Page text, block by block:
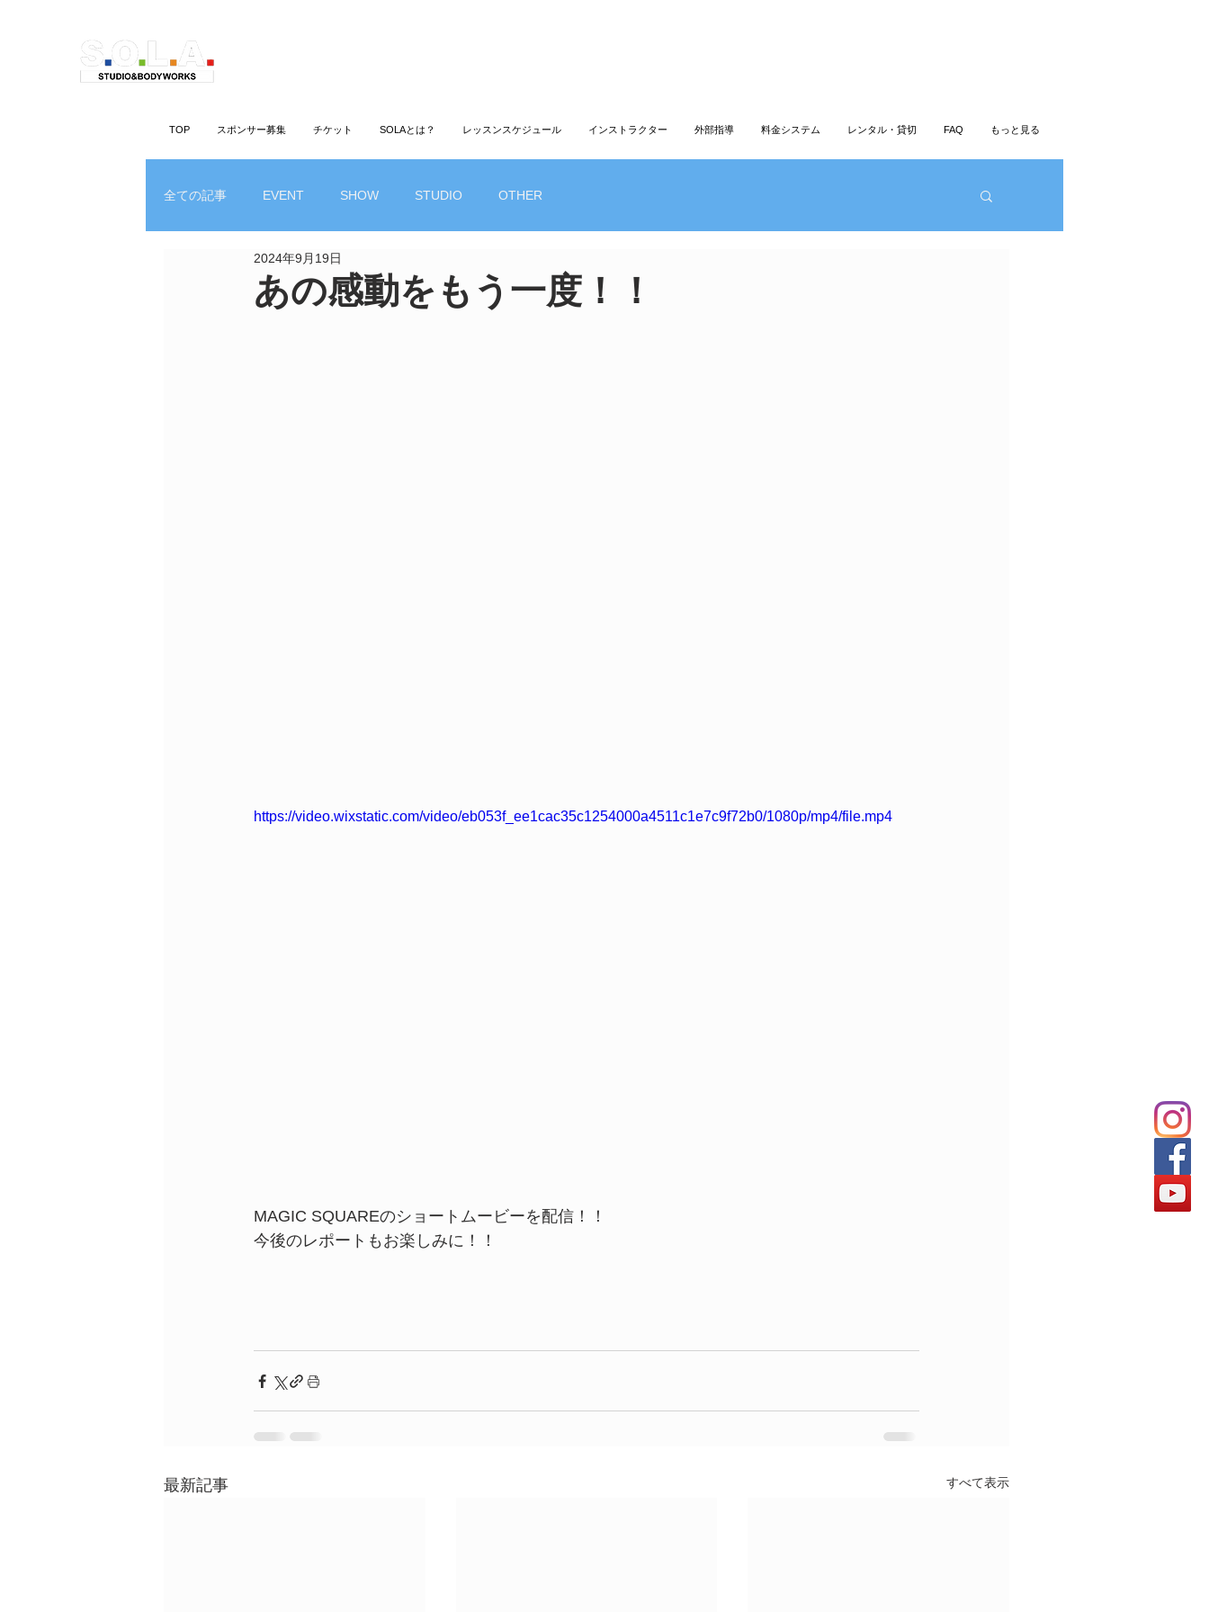
TOP スポンサー募集 チケット SOLAとは？ レッスンスケジュール インストラクター 外部指導 料金システム レンタル・貸切 FAQ もっと見る
全ての記事 EVENT SHOW STUDIO OTHER
あの感動をもう一度！！
2024年9月19日
https://video.wixstatic.com/video/eb053f_ee1cac35c1254000a4511c1e7c9f72b0/1080p/mp4/file.mp4
MAGIC SQUAREのショートムービーを配信！！
今後のレポートもお楽しみに！！
最新記事 すべて表示